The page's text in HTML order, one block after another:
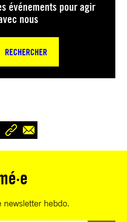
événements pour agir
nous
RECHERCHER
newsletter hebdo.